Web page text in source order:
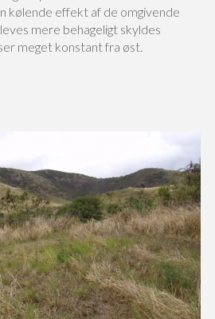
kølende effekt af de omgivende
mere behageligt skyldes
meget konstant fra øst.